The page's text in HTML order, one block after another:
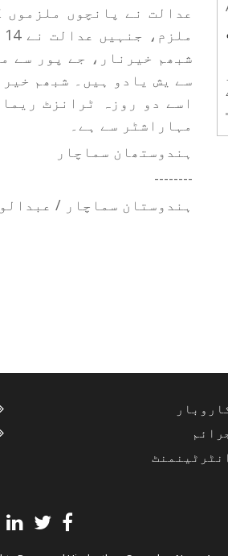
عدالت نے پانچوں
شبھم خیرنار، جے پور سے
اسے دو روزہ ٹرانزٹ
مہاراشٹر سے ہے۔
ہندوستھان سماچار
--------
ہندوستان سماچار /
انٹرٹینمنٹ